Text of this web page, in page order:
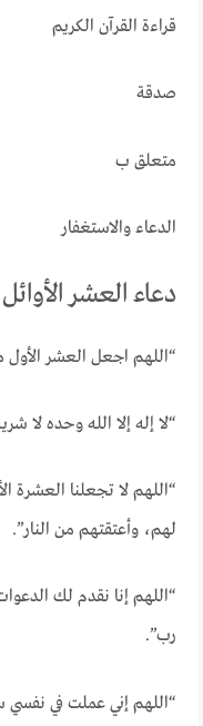
قراءة القرآن الكريم
صدقة
متعلق ب
الدعاء والاستغفار
دعاء العشر
“اللهم اجعل العشر
“لا إله إلا الله وحده لا
“اللهم لا تجعلنا
لهم، وأعتقتهم من النار”.
“اللهم إنا نقدم لك
رب”.
“اللهم إني عملت في نفسي